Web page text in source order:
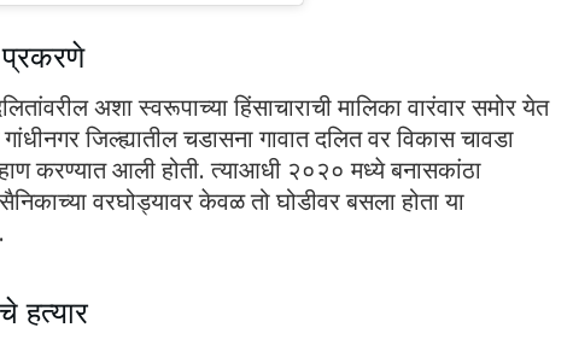
प्रकरणे
अशा स्वरूपाच्या हिंसाचाराची मालिका वारंवार समोर येत
जिल्ह्यातील चडासना गावात दलित वर विकास चावडा
करण्यात आली होती. त्याआधी २०२० मध्ये बनासकांठा
वरघोड्यावर केवळ तो घोडीवर बसला होता या
हत्यार